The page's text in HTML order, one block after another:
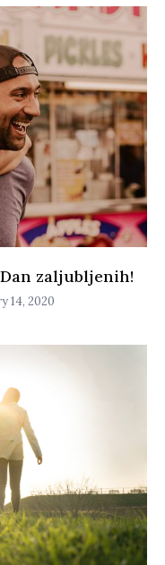
zaljubljenih!
14, 2020